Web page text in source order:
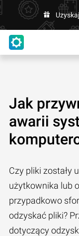
Jak
awarii
Czy pliki zostały
użytkownika lub
przypadkowo
odzyskać pliki?
dotyczący